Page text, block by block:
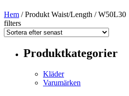
Hem / Produkt Waist/Length / W50L30
filters
Produktkategorier
Kläder
Varumärken